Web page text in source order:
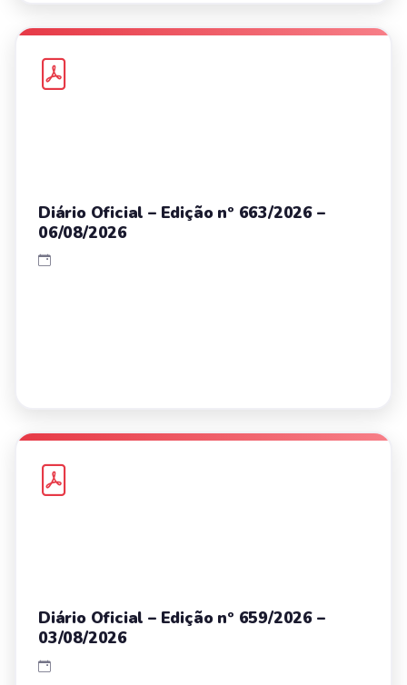
Diário Oficial – Edição nº 663/2026 –
06/08/2026
Diário Oficial – Edição nº 659/2026 –
03/08/2026